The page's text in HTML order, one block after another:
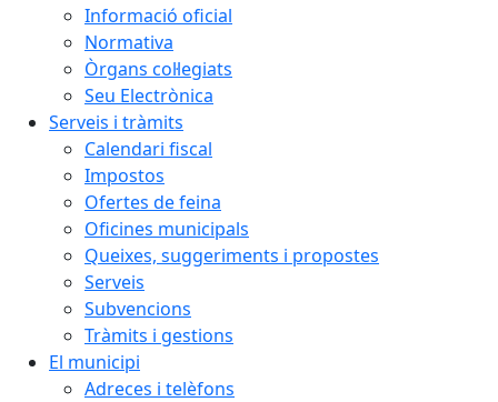
Informació oficial
Normativa
Òrgans col·legiats
Seu Electrònica
Serveis i tràmits
Calendari fiscal
Impostos
Ofertes de feina
Oficines municipals
Queixes, suggeriments i propostes
Serveis
Subvencions
Tràmits i gestions
El municipi
Adreces i telèfons